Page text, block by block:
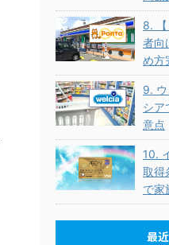
8.
者向
め方
9.
シア
意点
10.
取得
で家
最